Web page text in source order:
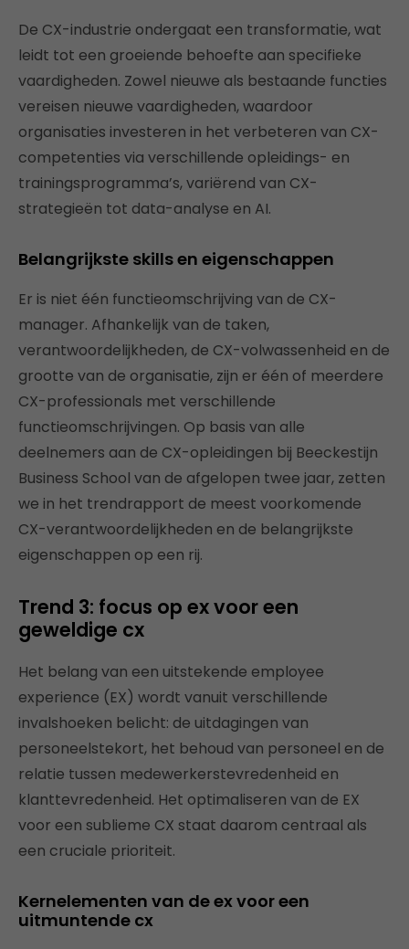
De CX-industrie ondergaat een transformatie, wat
leidt tot een groeiende behoefte aan specifieke
vaardigheden. Zowel nieuwe als bestaande functies
vereisen nieuwe vaardigheden, waardoor
organisaties investeren in het verbeteren van CX-
competenties via verschillende opleidings- en
trainingsprogramma’s, variërend van CX-
strategieën tot data-analyse en AI.
Belangrijkste skills en eigenschappen
Er is niet één functieomschrijving van de CX-
manager. Afhankelijk van de taken,
verantwoordelijkheden, de CX-volwassenheid en de
grootte van de organisatie, zijn er één of meerdere
CX-professionals met verschillende
functieomschrijvingen. Op basis van alle
deelnemers aan de CX-opleidingen bij Beeckestijn
Business School van de afgelopen twee jaar, zetten
we in het trendrapport de meest voorkomende
CX-verantwoordelijkheden en de belangrijkste
eigenschappen op een rij.
Trend 3: focus op ex voor een
geweldige cx
Het belang van een uitstekende employee
experience (EX) wordt vanuit verschillende
invalshoeken belicht: de uitdagingen van
personeelstekort, het behoud van personeel en de
relatie tussen medewerkerstevredenheid en
klanttevredenheid. Het optimaliseren van de EX
voor een sublieme CX staat daarom centraal als
een cruciale prioriteit.
Kernelementen van de ex voor een
uitmuntende cx